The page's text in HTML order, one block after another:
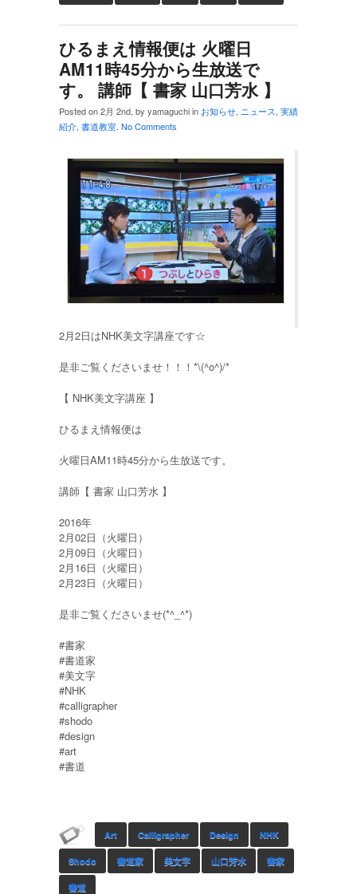
ひるまえ情報便は 火曜日
AM11時45分から生放送で
す。 講師【 書家 山口芳水 】
Posted on 2月 2nd, by yamaguchi in お知らせ, ニュース, 実績
紹介, 書道教室. No Comments
2月2日はNHK美文字講座です☆
是非ご覧くださいませ！！！*\(^o^)/*
【 NHK美文字講座 】
ひるまえ情報便は
火曜日AM11時45分から生放送です。
講師【 書家 山口芳水 】
2016年
2月02日（火曜日）
2月09日（火曜日）
2月16日（火曜日）
2月23日（火曜日）
是非ご覧くださいませ(*^_^*)
‪#‎書家‬
‪#‎書道家‬
‪#‎美文字‬
‪#‎NHK‬
‪#‎calligrapher‬
‪#‎shodo‬
‪#‎design‬
‪#‎art‬
‪#‎書道‬
Art Calligrapher Design NHK
Shodo ‎書道家 ‎美文字 山口芳水 書家
書道